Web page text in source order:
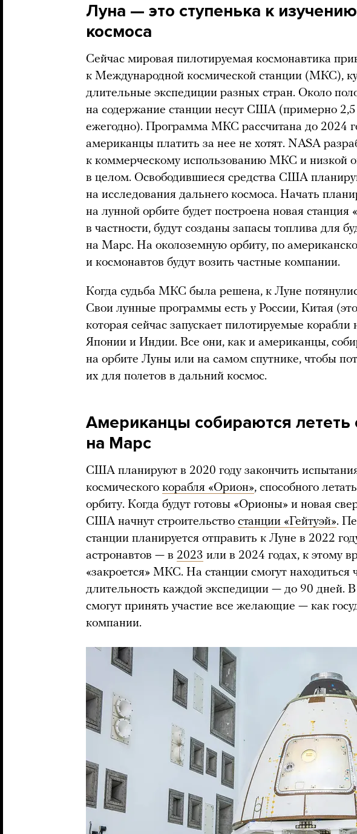
Луна — это ступенька к
космоса
Сейчас мировая пилотируемая космонавтика
к Международной космической станции (МКС),
длительные экспедиции разных стран. Около
на содержание станции несут США (примерно
ежегодно). Программа МКС рассчитана до 2024
американцы платить за нее не хотят. NASA
к коммерческому использованию МКС и низкой
в целом. Освободившиеся средства США
на исследования дальнего космоса. Начать
на лунной орбите будет построена новая станция
в частности, будут созданы запасы топлива для
на Марс. На околоземную орбиту, по
и космонавтов будут возить частные компании.
Когда судьба МКС была решена, к Луне
Свои лунные программы есть у России, Китая
которая сейчас запускает пилотируемые
Японии и Индии. Все они, как и американцы,
на орбите Луны или на самом спутнике, чтобы
их для полетов в дальний космос.
Американцы собираются лететь
на Марс
США планируют в 2020 году закончить
космического корабля «Орион», способного
орбиту. Когда будут готовы «Орионы» и новая
США начнут строительство станции «Гейтуэй».
станции планируется отправить к Луне в 2022
астронавтов — в 2023 или в 2024 годах, к этому
«закроется» МКС. На станции смогут находиться
длительность каждой экспедиции — до 90 дней. В
смогут принять участие все желающие — как
компании.